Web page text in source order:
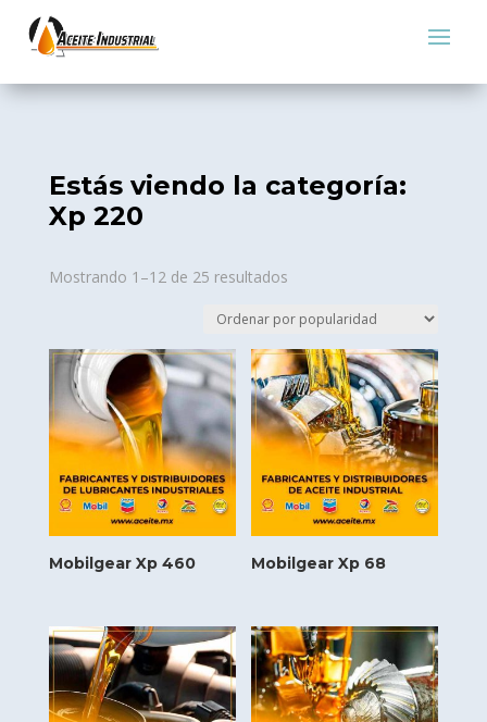
Estás viendo la categoría:
Xp 220
Mostrando 1–12 de 25 resultadosSorted
popularity
Mobilgear Xp 460 Mobilgear Xp 68